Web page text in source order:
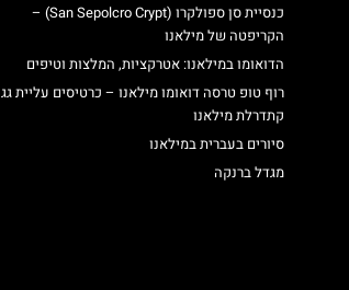
כנסיית סן ספולקרו (San Sepolcro Crypt) –
הקריפטה של מילאנו
הדואומו במילאנו: אטרקציות, המלצות וטיפים
רוף טופ טרסה דואומו מילאנו – כרטיסים עליית גג
קתדרלת מילאנו
סיורים בעברית במילאנו
מגדל ברנקה